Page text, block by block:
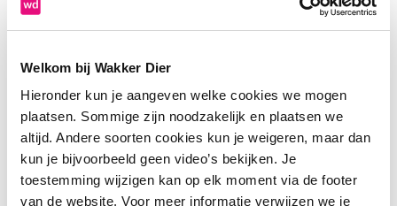
Welkom bij Wakker Dier
Hieronder kun je aangeven welke cookies we mogen
plaatsen. Sommige zijn noodzakelijk en plaatsen we
altijd. Andere soorten cookies kun je weigeren, maar dan
kun je bijvoorbeeld geen video’s bekijken. Je
toestemming wijzigen kan op elk moment via de footer
van de website. Voor meer informatie verwijzen we je